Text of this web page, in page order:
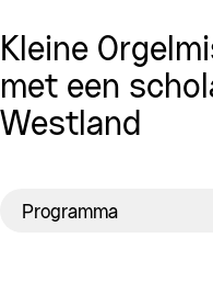
Kleine
met een
Westland
Programma